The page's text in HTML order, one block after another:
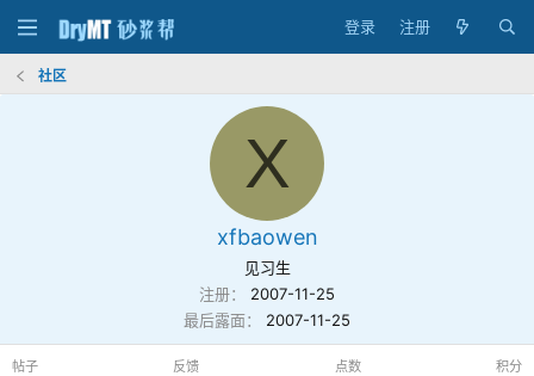
登录 注册
社区
X
xfbaowen
见习生
注册
2007-11-25
最后露面
2007-11-25
帖子 反馈 点数 积分